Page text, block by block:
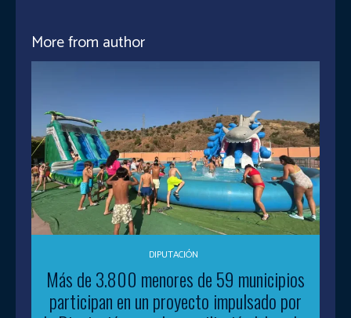
More from author
DIPUTACIÓN
Más de 3.800 menores de 59 municipios
participan en un proyecto impulsado por